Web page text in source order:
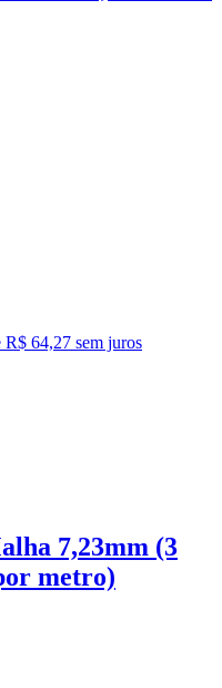
R$ 64,27 sem juros
7,23mm (3
metro)